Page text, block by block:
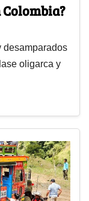
desamparados
oligarca y